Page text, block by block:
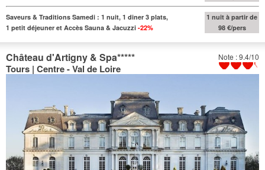
Saveurs & Traditions Samedi : 1 nuit, 1 diner 3 plats,
1 petit déjeuner et Accès Sauna & Jacuzzi -22%
1 nuit à partir de
98 €/pers
Note : 9.4/10
Château d'Artigny & Spa*****
Tours | Centre - Val de Loire